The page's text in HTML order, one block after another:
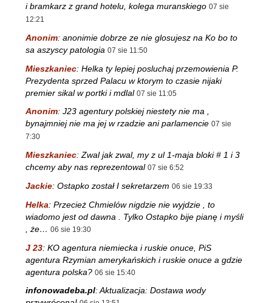
i bramkarz z grand hotelu, kolega muranskiego 07 sie
12:21
Anonim: anonimie dobrze ze nie glosujesz na Ko bo to
sa aszyscy patologia 07 sie 11:50
Mieszkaniec: Helka ty lepiej posluchaj przemowienia P.
Prezydenta sprzed Palacu w ktorym to czasie nijaki
premier sikal w portki i mdlal 07 sie 11:05
Anonim: J23 agentury polskiej niestety nie ma ,
bynajmniej nie ma jej w rzadzie ani parlamencie 07 sie
7:30
Mieszkaniec:Zwal jak zwal, my z ul 1-maja bloki # 1 i 3
chcemy aby nas reprezentowal 07 sie 6:52
Jackie: Ostapko został I sekretarzem 06 sie 19:33
Helka: Przecież Chmielów nigdzie nie wyjdzie , to
wiadomo jest od dawna . Tylko Ostapko bije pianę i myśli
, że… 06 sie 19:30
J 23: KO agentura niemiecka i ruskie onuce, PiS
agentura Rzymian amerykańskich i ruskie onuce a gdzie
agentura polska? 06 sie 15:40
infonowadeba.pl:Aktualizacja: Dostawa wody